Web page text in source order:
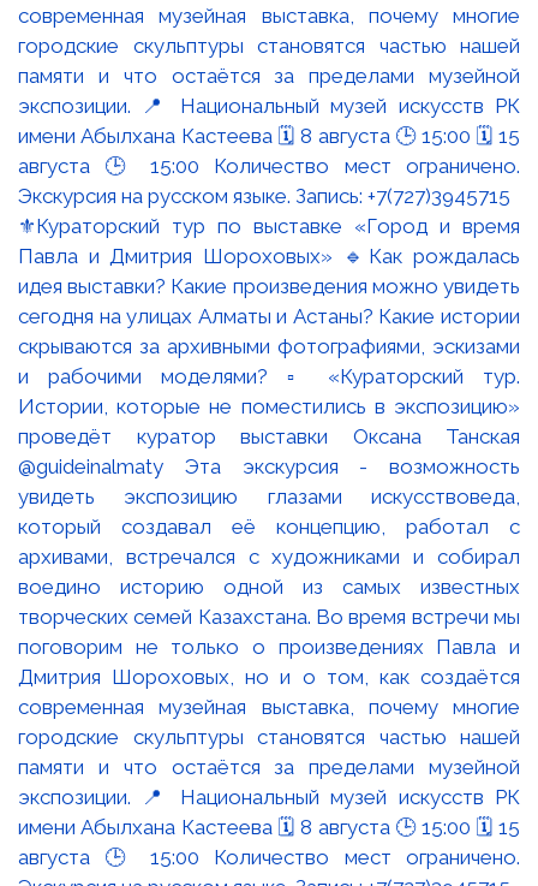
⚜️Кураторский тур по выставке «Город и время
Павла и Дмитрия Шороховых» 🔹Как рождалась
идея выставки? Какие произведения можно увидеть
сегодня на улицах Алматы и Астаны? Какие истории
скрываются за архивными фотографиями, эскизами
и рабочими моделями? ▫️ «Кураторский тур.
Истории, которые не поместились в экспозицию»
проведёт куратор выставки Оксана Танская
@guideinalmaty Эта экскурсия - возможность
увидеть экспозицию глазами искусствоведа,
который создавал её концепцию, работал с
архивами, встречался с художниками и собирал
воедино историю одной из самых известных
творческих семей Казахстана. Во время встречи мы
поговорим не только о произведениях Павла и
Дмитрия Шороховых, но и о том, как создаётся
современная музейная выставка, почему многие
городские скульптуры становятся частью нашей
памяти и что остаётся за пределами музейной
экспозиции. 📍 Национальный музей искусств РК
имени Абылхана Кастеева 🗓 8 августа 🕒 15:00 🗓 15
августа 🕒 15:00 Количество мест ограничено.